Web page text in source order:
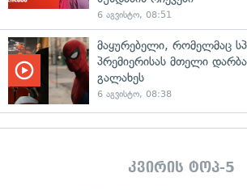
6 აგვისტო, 08:51
მაყურებელი, რომელმაც
პრემიერისას მთელი
გალახეს
6 აგვისტო, 08:38
კვირის ტოპ-5